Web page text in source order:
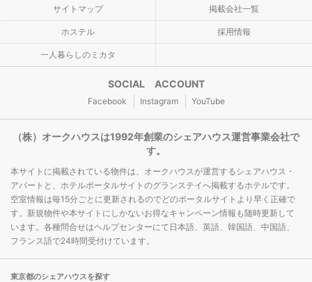
サイトマップ 掲載会社一覧
ホステル 採用情報
一人暮らしのミカタ
SOCIAL ACCOUNT
Facebook Instagram YouTube
（株）オークハウスは1992年創業のシェアハウス運営事業会社で
す。
本サイトに掲載されている物件は、オークハウスが運営するシェアハウス・
アパートと、ホテルポータルサイトのグランステイへ掲載するホテルです。
空室情報は毎15分ごとに更新されるのでどのポータルサイトより早く正確で
す。新規物件や本サイトにしかないお得なキャンペーン情報も随時更新して
います。各種問合せはヘルプセンターにて日本語、英語、韓国語、中国語、
フランス語で24時間受付けています。
東京都のシェアハウスを探す